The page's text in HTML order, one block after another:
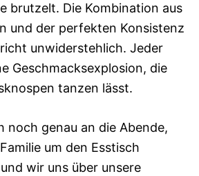
brutzelt. Die Kombination aus
und der perfekten Konsistenz
unwiderstehlich. Jeder
Geschmacksexplosion, die
tanzen lässt.
noch genau an die Abende,
um den Esstisch
wir uns über unsere